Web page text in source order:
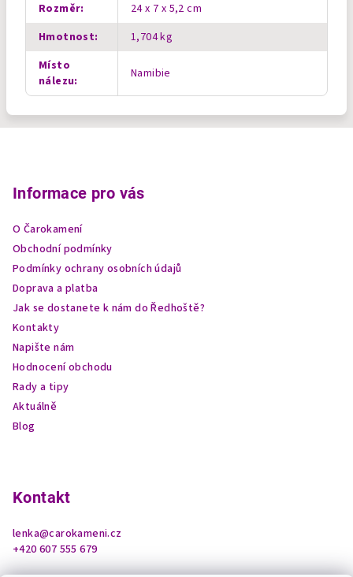
Rozměr:
24 x 7 x 5,2 cm
Hmotnost:
1,704 kg
Místo
nálezu: Namibie
Informace pro vás
O Čarokamení
Obchodní podmínky
Podmínky ochrany osobních údajů
Doprava a platba
Jak se dostanete k nám do Ředhoště?
Kontakty
Napište nám
Hodnocení obchodu
Rady a tipy
Aktuálně
Blog
Kontakt
lenka@carokameni.cz
+420 607 555 679